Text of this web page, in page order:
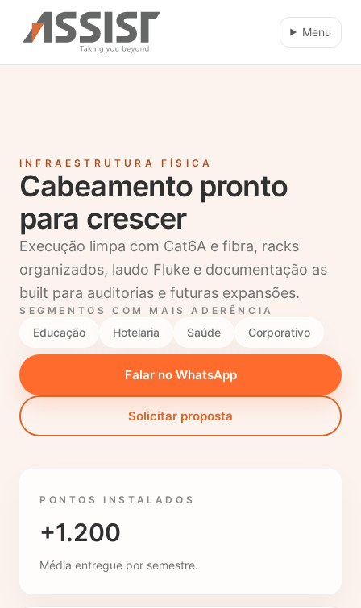
Ir direto para o conteúdo
Menu
INFRAESTRUTURA FÍSICA
Cabeamento pronto
para crescer
Execução limpa com Cat6A e fibra, racks
organizados, laudo Fluke e documentação as
built para auditorias e futuras expansões.
SEGMENTOS COM MAIS ADERÊNCIA
Educação Hotelaria Saúde Corporativo
Falar no WhatsApp
Solicitar proposta
PONTOS INSTALADOS
+1.200
Média entregue por semestre.